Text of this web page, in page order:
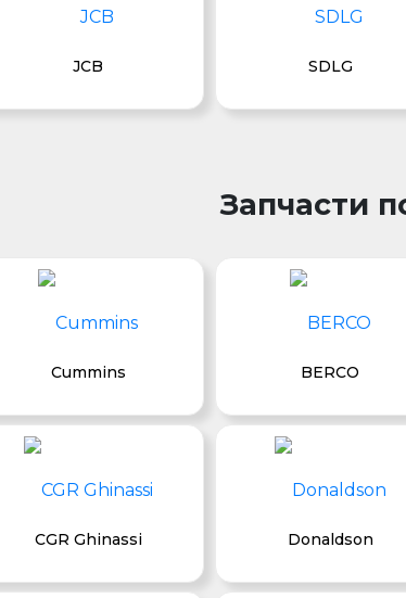
JCB SDLG
Запчасти
Cummins BERCO
CGR Ghinassi Donaldson